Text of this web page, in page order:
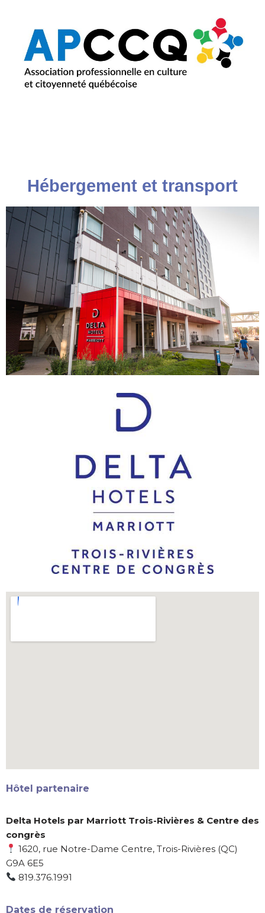
contenu
Hébergement et transport
Hôtel partenaire
Delta Hotels par Marriott Trois-Rivières & Centre des
congrès
1620, rue Notre-Dame Centre, Trois-Rivières (QC)
G9A 6E5
819.376.1991
Dates de réservation